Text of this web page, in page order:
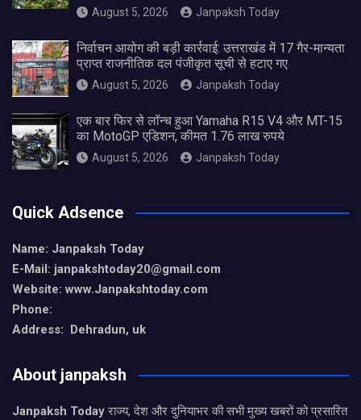
August 5, 2026 Janpaksh Today
निर्वाचन आयोग की बड़ी कार्रवाई: उत्तराखंड में 17 गैर-मान्यता
प्राप्त राजनीतिक दल पंजीकृत सूची से हटाए गए
August 5, 2026 Janpaksh Today
एक बार फिर से लॉन्च हुआ Yamaha R15 V4 और MT-15
का MotoGP एडिशन, कीमत 1.76 लाख रुपये
August 5, 2026 Janpaksh Today
Quick Adsence
Name: Janpaksh Today
E-Mail: janpakshtoday20@gmail.com
Website: www.Janpakshtoday.com
Phone:
Address: Dehradun, uk
About janpaksh
Janpaksh Todayराज्य, देश और दुनियाभर की सभी मुख्य खबरों को प्रसारित